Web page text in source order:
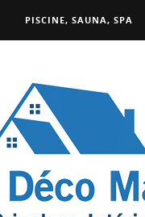
PISCINE, SAUNA, SPA